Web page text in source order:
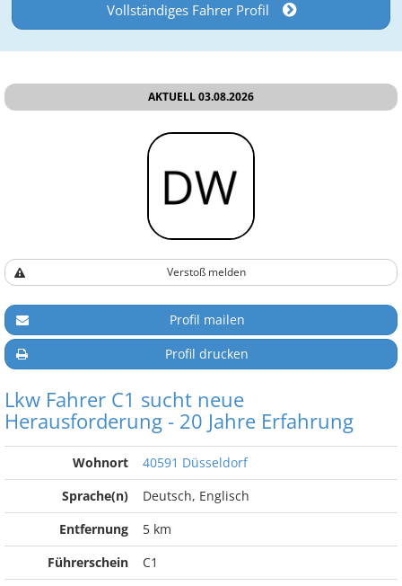
Vollständiges Fahrer Profil
AKTUELL 03.08.2026
Verstoß melden
Profil mailen
Profil drucken
Lkw Fahrer C1 sucht neue
Herausforderung - 20 Jahre Erfahrung
Wohnort
40591 Düsseldorf
Sprache(n)
Deutsch, Englisch
Entfernung
5 km
Führerschein
C1